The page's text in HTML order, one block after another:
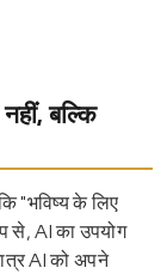
बल्कि
"भविष्य के लिए
से, AI का उपयोग
AI को अपने